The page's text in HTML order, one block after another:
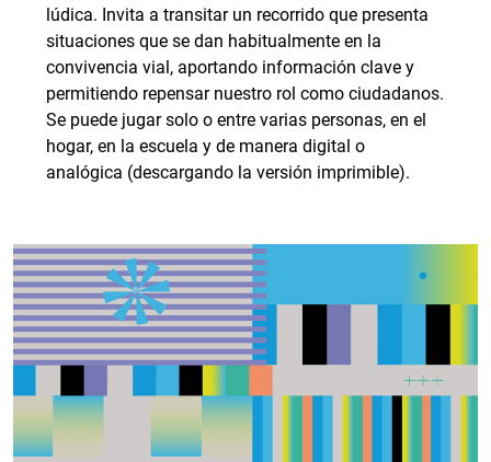
lúdica. Invita a transitar un recorrido que presenta
situaciones que se dan habitualmente en la
convivencia vial, aportando información clave y
permitiendo repensar nuestro rol como ciudadanos.
Se puede jugar solo o entre varias personas, en el
hogar, en la escuela y de manera digital o
analógica (descargando la versión imprimible).